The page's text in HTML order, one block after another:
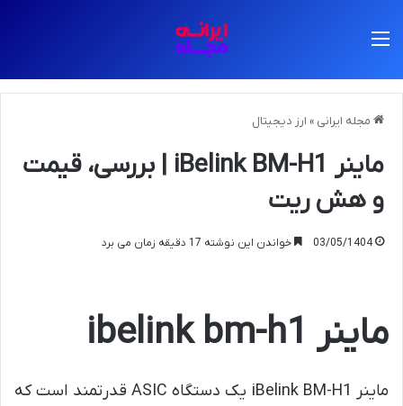
مجله ایرانی » ارز دیجیتال
ماینر iBelink BM-H1 | بررسی، قیمت
و هش ریت
03/05/1404 خواندن این نوشته 17 دقیقه زمان می برد
ماینر ibelink bm-h1
ماینر iBelink BM-H1 یک دستگاه ASIC قدرتمند است که